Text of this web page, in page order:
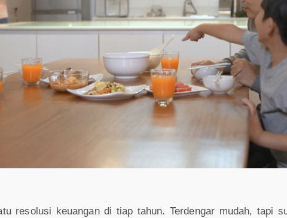
resolusi keuangan di tiap tahun. Terdengar mudah, tapi